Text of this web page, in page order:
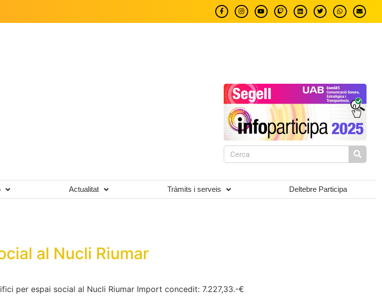
Actualitat Tràmits i serveis Deltebre Participa
al Nucli Riumar
per espai social al Nucli Riumar Import concedit: 7.227,33.-€